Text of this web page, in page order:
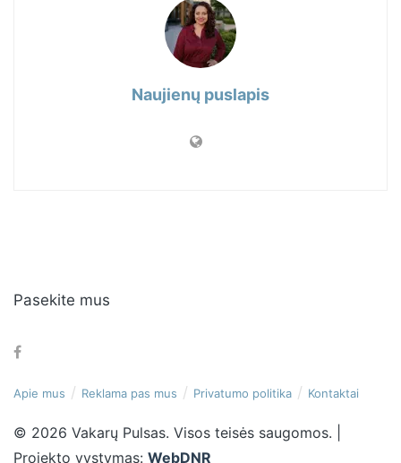
Naujienų puslapis
Pasekite mus
Apie mus Reklama pas mus Privatumo politika Kontaktai
© 2026 Vakarų Pulsas. Visos teisės saugomos. |
Projekto vystymas: WebDNR